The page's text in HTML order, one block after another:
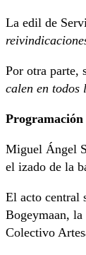
La edil de
Por otra parte,
calen en todos
Programación
Miguel Ángel
el izado de la
El acto central
Bogeymaan, la
Colectivo